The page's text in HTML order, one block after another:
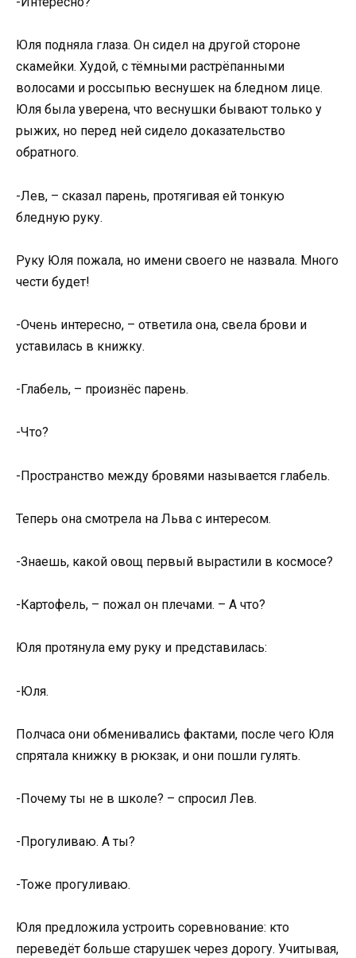
Юля подняла глаза. Он сидел на другой стороне
скамейки. Худой, с тёмными растрёпанными
волосами и россыпью веснушек на бледном лице.
Юля была уверена, что веснушки бывают только у
рыжих, но перед ней сидело доказательство
обратного.
-Лев, – сказал парень, протягивая ей тонкую
бледную руку.
Руку Юля пожала, но имени своего не назвала. Много
чести будет!
-Очень интересно, – ответила она, свела брови и
уставилась в книжку.
-Глабель, – произнёс парень.
-Что?
-Пространство между бровями называется глабель.
Теперь она смотрела на Льва с интересом.
-Знаешь, какой овощ первый вырастили в космосе?
-Картофель, – пожал он плечами. – А что?
Юля протянула ему руку и представилась:
-Юля.
Полчаса они обменивались фактами, после чего Юля
спрятала книжку в рюкзак, и они пошли гулять.
-Почему ты не в школе? – спросил Лев.
-Прогуливаю. А ты?
-Тоже прогуливаю.
Юля предложила устроить соревнование: кто
переведёт больше старушек через дорогу. Учитывая,